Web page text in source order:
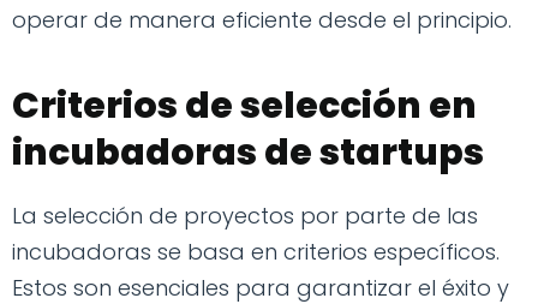
operar de manera eficiente desde el principio.
Criterios de selección en
incubadoras de startups
La selección de proyectos por parte de las
incubadoras se basa en criterios específicos.
Estos son esenciales para garantizar el éxito y